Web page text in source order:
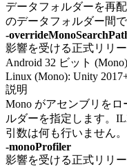
データフォルダーを再
のデータフォルダー間
-
影響を受ける正式リリ
Android 32 ビット
Linux (Mono): Unity
説明
Mono がアセンブリを
ルダーを指定します。
引数は何も行いません。
-monoProfiler
影響を受ける正式リリ